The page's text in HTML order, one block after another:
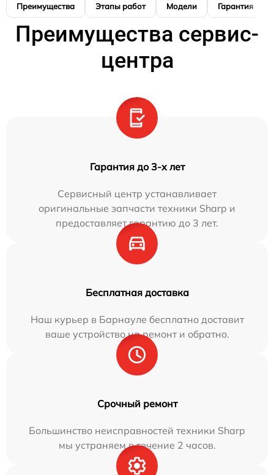
Преимущества Этапы работ Модели Гарантия
Преимущества сервис-
центра
Гарантия до 3-х лет
Сервисный центр устанавливает
оригинальные запчасти техники Sharp и
предоставляет гарантию до 3 лет.
Бесплатная доставка
Наш курьер в Барнауле бесплатно доставит
ваше устройство на ремонт и обратно.
Срочный ремонт
Большинство неисправностей техники Sharp
мы устраняем в течение 2 часов.